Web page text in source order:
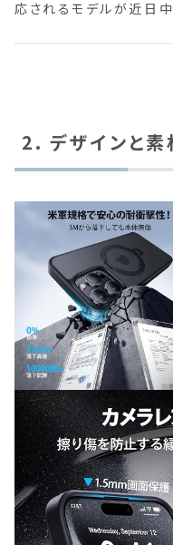
応されるモデルが近日中
2. デザインと素